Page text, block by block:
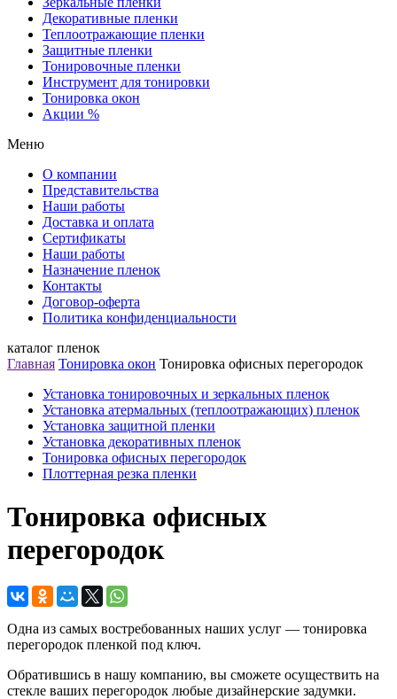
Декоративные пленки
Теплоотражающие пленки
Защитные пленки
Тонировочные пленки
Инструмент для тонировки
Тонировка окон
Акции %
Меню
О компании
Представительства
Наши работы
Доставка и оплата
Сертификаты
Наши работы
Назначение пленок
Контакты
Договор-оферта
Политика конфиденциальности
каталог пленок
Главная Тонировка окон Тонировка офисных перегородок
Установка тонировочных и зеркальных пленок
Установка атермальных (теплоотражающих) пленок
Установка защитной пленки
Установка декоративных пленок
Тонировка офисных перегородок
Плоттерная резка пленки
Тонировка офисных
перегородок
Одна из самых востребованных наших услуг — тонировка
перегородок пленкой под ключ.
Обратившись в нашу компанию, вы сможете осуществить на
стекле ваших перегородок любые дизайнерские задумки.